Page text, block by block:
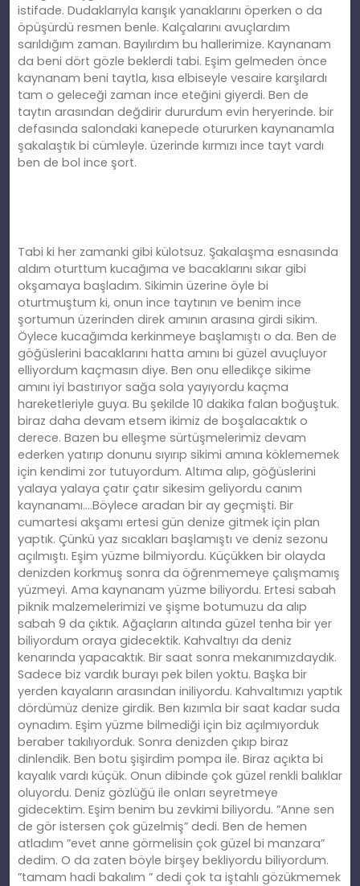
istifade. Dudaklarıyla karışık yanaklarını öperken o da
öpüşürdü resmen benle. Kalçalarını avuçlardım
sarıldığım zaman. Bayılırdım bu hallerimize. Kaynanam
da beni dört gözle beklerdi tabi. Eşim gelmeden önce
kaynanam beni taytla, kısa elbiseyle vesaire karşılardı
tam o geleceği zaman ince eteğini giyerdi. Ben de
taytın arasından değdirir dururdum evin heryerinde. bir
defasında salondaki kanepede otururken kaynanamla
şakalaştık bi cümleyle. üzerinde kırmızı ince tayt vardı
ben de bol ince şort.
Tabi ki her zamanki gibi külotsuz. Şakalaşma esnasında
aldım oturttum kucağıma ve bacaklarını sıkar gibi
okşamaya başladım. Sikimin üzerine öyle bi
oturtmuştum ki, onun ince taytının ve benim ince
şortumun üzerinden direk amının arasına girdi sikim.
Öylece kucağımda kerkinmeye başlamıştı o da. Ben de
göğüslerini bacaklarını hatta amını bi güzel avuçluyor
elliyordum kaçmasın diye. Ben onu elledikçe sikime
amını iyi bastırıyor sağa sola yayıyordu kaçma
hareketleriyle guya. Bu şekilde 10 dakika falan boğuştuk.
biraz daha devam etsem ikimiz de boşalacaktık o
derece. Bazen bu elleşme sürtüşmelerimiz devam
ederken yatırıp donunu sıyırıp sikimi amına köklememek
için kendimi zor tutuyordum. Altıma alıp, göğüslerini
yalaya yalaya çatır çatır sikesim geliyordu canım
kaynanamı….Böylece aradan bir ay geçmişti. Bir
cumartesi akşamı ertesi gün denize gitmek için plan
yaptık. Çünkü yaz sıcakları başlamıştı ve deniz sezonu
açılmıştı. Eşim yüzme bilmiyordu. Küçükken bir olayda
denizden korkmuş sonra da öğrenmemeye çalışmamış
yüzmeyi. Ama kaynanam yüzme biliyordu. Ertesi sabah
piknik malzemelerimizi ve şişme botumuzu da alıp
sabah 9 da çıktık. Ağaçların altında güzel tenha bir yer
biliyordum oraya gidecektik. Kahvaltıyı da deniz
kenarında yapacaktık. Bir saat sonra mekanımızdaydık.
Sadece biz vardık burayı pek bilen yoktu. Başka bir
yerden kayaların arasından iniliyordu. Kahvaltımızı yaptık
dördümüz denize girdik. Ben kızımla bir saat kadar suda
oynadım. Eşim yüzme bilmediği için biz açılmıyorduk
beraber takılıyorduk. Sonra denizden çıkıp biraz
dinlendik. Ben botu şişirdim pompa ile. Biraz açıkta bi
kayalık vardı küçük. Onun dibinde çok güzel renkli balıklar
oluyordu. Deniz gözlüğü ile onları seyretmeye
gidecektim. Eşim benim bu zevkimi biliyordu. ”Anne sen
de gör istersen çok güzelmiş” dedi. Ben de hemen
atladım ”evet anne görmelisin çok güzel bi manzara”
dedim. O da zaten böyle birşey bekliyordu biliyordum.
”tamam hadi bakalım ” dedi çok ta iştahlı gözükmemek